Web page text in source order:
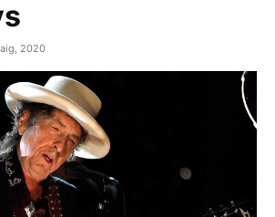
2020